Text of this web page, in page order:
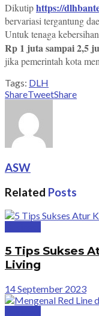
Dikutiphttps://
bervariasi tergantung
Untuk tenaga
Rp 1 juta sampai 2,5
jika pemerintah kota
Tags: DLH
ShareTweetShare
ASW
Related Posts
5 Tips Sukses
Living
14 September 2023